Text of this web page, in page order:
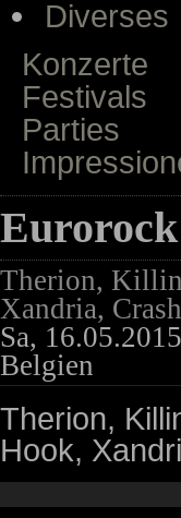
Diverses
Konzerte
Festivals
Parties
Eurorock
Therion,
Xandria,
Sa,
Belgien
Therion,
Hook,